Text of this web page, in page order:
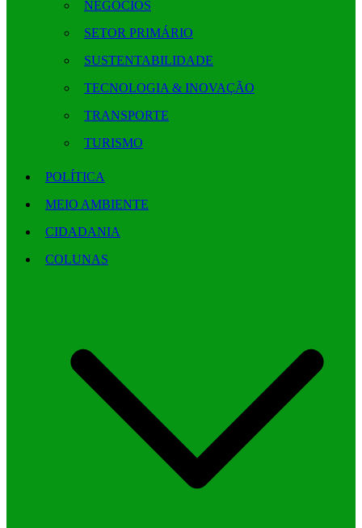
NEGÓCIOS
SETOR PRIMÁRIO
SUSTENTABILIDADE
TECNOLOGIA & INOVAÇÃO
TRANSPORTE
TURISMO
POLÍTICA
MEIO AMBIENTE
CIDADANIA
COLUNAS